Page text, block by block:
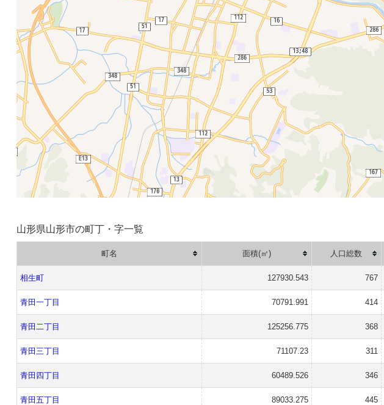
山形県山形市の町丁・字一覧
町名 面積(㎡) 人口総数
相生町 127930.543 767
青田一丁目 70791.991 414
青田二丁目 125256.775 368
青田三丁目 71107.23 311
青田四丁目 60489.526 346
青田五丁目 89033.275 445